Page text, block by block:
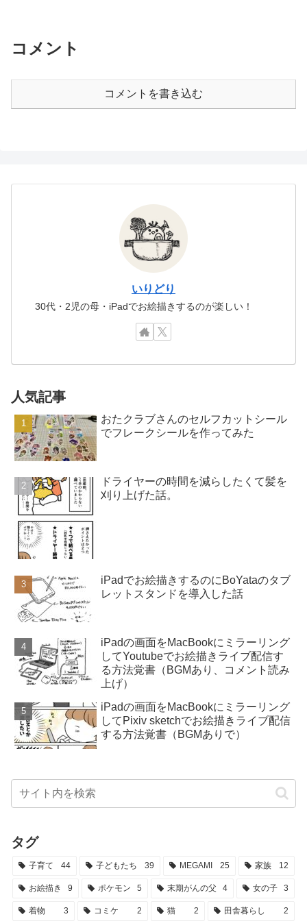
コメント
コメントを書き込む
いりどり
30代・2児の母・iPadでお絵描きするのが楽しい！
人気記事
おたクラブさんのセルフカットシール
でフレークシールを作ってみた
ドライヤーの時間を減らしたくて髪を
刈り上げた話。
iPadでお絵描きするのにBoYataのタブ
レットスタンドを導入した話
iPadの画面をMacBookにミラーリング
してYoutubeでお絵描きライブ配信す
る方法覚書（BGMあり、コメント読み
上げ）
iPadの画面をMacBookにミラーリング
してPixiv sketchでお絵描きライブ配信
する方法覚書（BGMありで）
タグ
子育て 44 子どもたち 39 MEGAMI 25 家族 12
お絵描き 9 ポケモン 5 末期がんの父 4 女の子 3
着物 3 コミケ 2 猫 2 田舎暮らし 2